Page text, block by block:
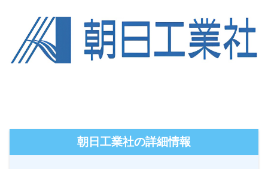
朝日工業社の詳細情報